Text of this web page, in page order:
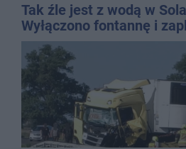
Tak źle jest z wodą w
Wyłączono fontannę i
dolewkę